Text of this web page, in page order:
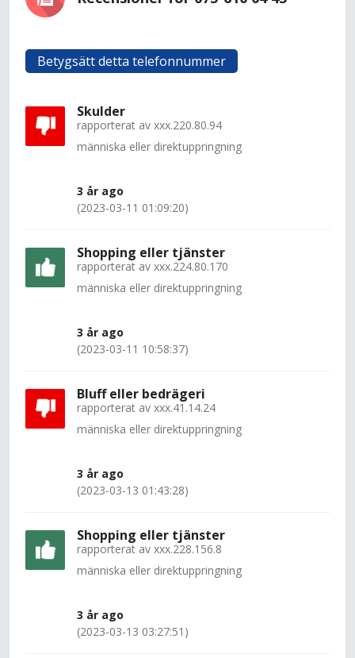
Betygsätt detta telefonnummer
Skulder
rapporterat av xxx.220.80.94
människa eller direktuppringning
3 år ago
(2023-03-11 01:09:20)
Shopping eller tjänster
rapporterat av xxx.224.80.170
människa eller direktuppringning
3 år ago
(2023-03-11 10:58:37)
Bluff eller bedrägeri
rapporterat av xxx.41.14.24
människa eller direktuppringning
3 år ago
(2023-03-13 01:43:28)
Shopping eller tjänster
rapporterat av xxx.228.156.8
människa eller direktuppringning
3 år ago
(2023-03-13 03:27:51)